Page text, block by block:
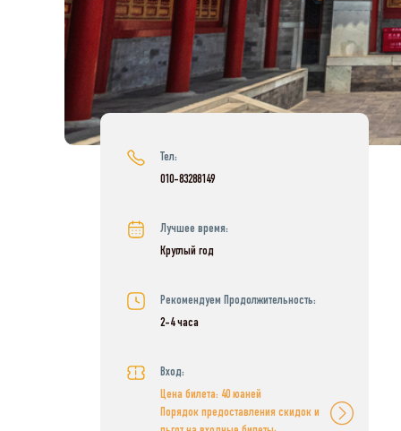
Тел:
010-83288149
Лучшее время:
Круглый год
Рекомендуем Продолжительность:
2-4 часа
Вход:
Цена билета: 40 юаней
Порядок предоставления скидок и